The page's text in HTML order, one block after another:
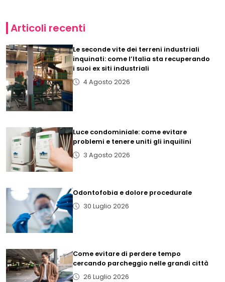
Articoli recenti
Le seconde vite dei terreni industriali
inquinati: come l’Italia sta recuperando
i suoi ex siti industriali
4 Agosto 2026
Luce condominiale: come evitare
problemi e tenere uniti gli inquilini
3 Agosto 2026
Odontofobia e dolore procedurale
30 Luglio 2026
Come evitare di perdere tempo
cercando parcheggio nelle grandi città
26 Luglio 2026